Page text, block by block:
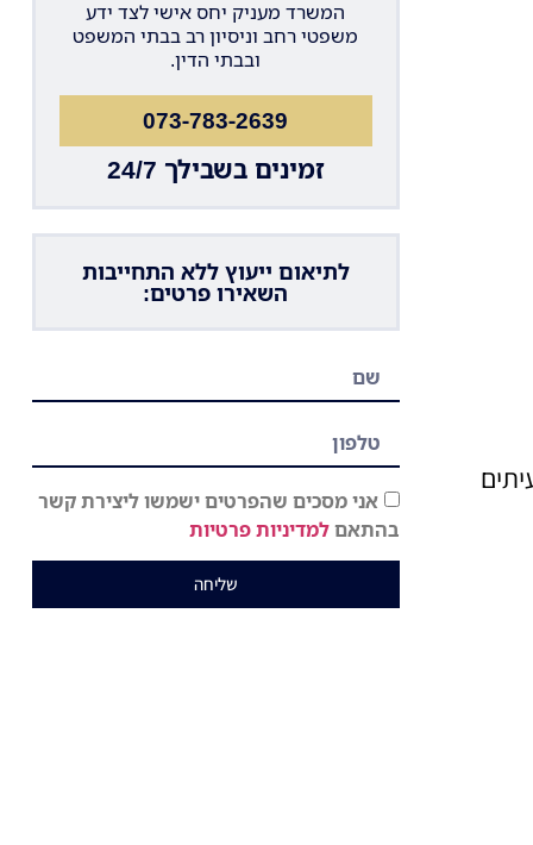
המשרד מעניק יחס אישי לצד ידע
משפטי רחב וניסיון רב בבתי המשפט
ובבתי הדין.
073-783-2639
זמינים בשבילך 24/7
לתיאום ייעוץ ללא התחייבות
השאירו פרטים:
אני מסכים שהפרטים ישמשו ליצירת קשר
בהתאםלמדיניות פרטיות
שליחה